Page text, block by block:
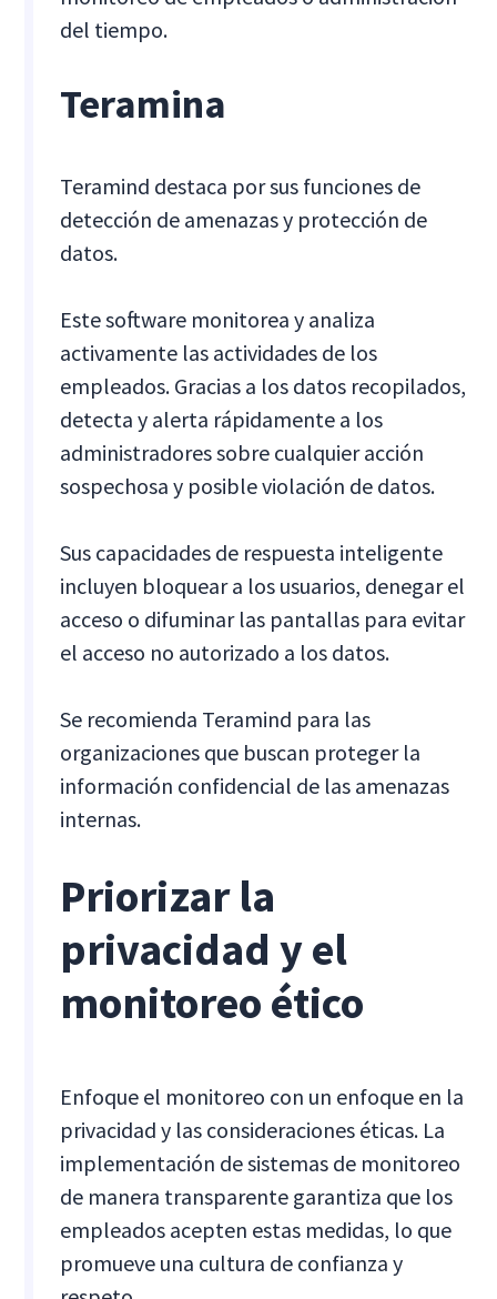
del tiempo.
Teramina
Teramind destaca por sus funciones de
detección de amenazas y protección de
datos.
Este software monitorea y analiza
activamente las actividades de los
empleados. Gracias a los datos recopilados,
detecta y alerta rápidamente a los
administradores sobre cualquier acción
sospechosa y posible violación de datos.
Sus capacidades de respuesta inteligente
incluyen bloquear a los usuarios, denegar el
acceso o difuminar las pantallas para evitar
el acceso no autorizado a los datos.
Se recomienda Teramind para las
organizaciones que buscan proteger la
información confidencial de las amenazas
internas.
Priorizar la
privacidad y el
monitoreo ético
Enfoque el monitoreo con un enfoque en la
privacidad y las consideraciones éticas. La
implementación de sistemas de monitoreo
de manera transparente garantiza que los
empleados acepten estas medidas, lo que
promueve una cultura de confianza y